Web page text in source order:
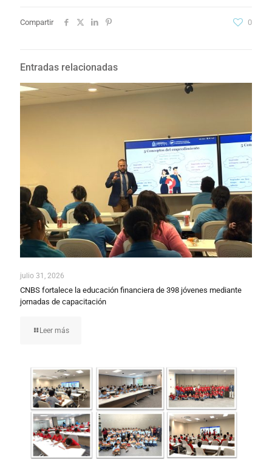
Compartir 0
Entradas relacionadas
julio 31, 2026
CNBS fortalece la educación financiera de 398 jóvenes mediante
jornadas de capacitación
Leer más